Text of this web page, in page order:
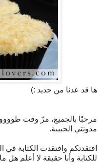
ها قد عدنا من جديد :)
مرحبًا بالجميع، مرّ وقت
مدونتي الحبيبة.
افتقدتكم وافتقدت الكتابة